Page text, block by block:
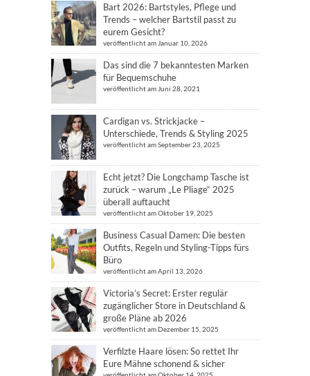
Bart 2026: Bartstyles, Pflege und
Trends – welcher Bartstil passt zu
eurem Gesicht?
veröffentlicht am Januar 10, 2026
Das sind die 7 bekanntesten Marken
für Bequemschuhe
veröffentlicht am Juni 28, 2021
Cardigan vs. Strickjacke –
Unterschiede, Trends & Styling 2025
veröffentlicht am September 23, 2025
Echt jetzt? Die Longchamp Tasche ist
zurück – warum „Le Pliage“ 2025
überall auftaucht
veröffentlicht am Oktober 19, 2025
Business Casual Damen: Die besten
Outfits, Regeln und Styling-Tipps fürs
Büro
veröffentlicht am April 13, 2026
Victoria’s Secret: Erster regulär
zugänglicher Store in Deutschland &
große Pläne ab 2026
veröffentlicht am Dezember 15, 2025
Verfilzte Haare lösen: So rettet Ihr
Eure Mähne schonend & sicher